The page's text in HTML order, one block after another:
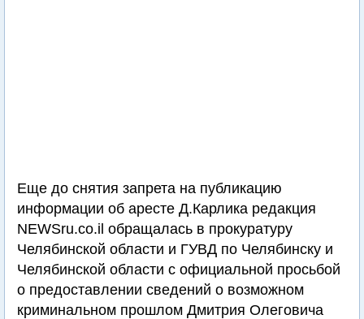
Еще до снятия запрета на публикацию
информации об аресте Д.Карлика редакция
NEWSru.co.il обращалась в прокуратуру
Челябинской области и ГУВД по Челябинску и
Челябинской области с официальной просьбой
о предоставлении сведений о возможном
криминальном прошлом Дмитрия Олеговича